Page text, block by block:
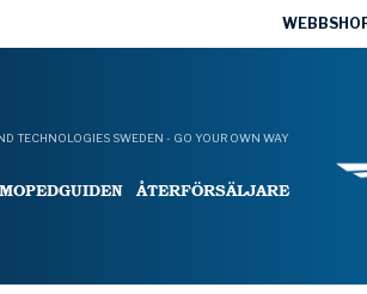
TECHNOLOGIES SWEDEN - GO YOUR OWN WAY
MOPEDGUIDEN ÅTERFÖRSÄLJARE